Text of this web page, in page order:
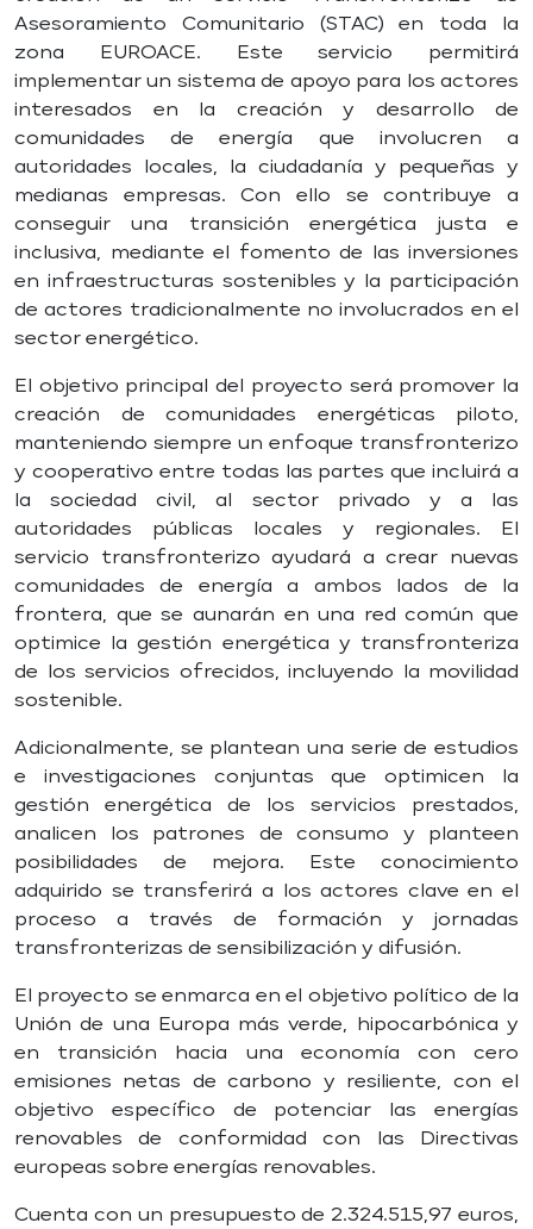
Asesoramiento Comunitario (STAC) en toda la
zona EUROACE. Este servicio permitirá
implementar un sistema de apoyo para los actores
interesados en la creación y desarrollo de
comunidades de energía que involucren a
autoridades locales, la ciudadanía y pequeñas y
medianas empresas. Con ello se contribuye a
conseguir una transición energética justa e
inclusiva, mediante el fomento de las inversiones
en infraestructuras sostenibles y la participación
de actores tradicionalmente no involucrados en el
sector energético.
El objetivo principal del proyecto será promover la
creación de comunidades energéticas piloto,
manteniendo siempre un enfoque transfronterizo
y cooperativo entre todas las partes que incluirá a
la sociedad civil, al sector privado y a las
autoridades públicas locales y regionales. El
servicio transfronterizo ayudará a crear nuevas
comunidades de energía a ambos lados de la
frontera, que se aunarán en una red común que
optimice la gestión energética y transfronteriza
de los servicios ofrecidos, incluyendo la movilidad
sostenible.
Adicionalmente, se plantean una serie de estudios
e investigaciones conjuntas que optimicen la
gestión energética de los servicios prestados,
analicen los patrones de consumo y planteen
posibilidades de mejora. Este conocimiento
adquirido se transferirá a los actores clave en el
proceso a través de formación y jornadas
transfronterizas de sensibilización y difusión.
El proyecto se enmarca en el objetivo político de la
Unión de una Europa más verde, hipocarbónica y
en transición hacia una economía con cero
emisiones netas de carbono y resiliente, con el
objetivo específico de potenciar las energías
renovables de conformidad con las Directivas
europeas sobre energías renovables.
Cuenta con un presupuesto de 2.324.515,97 euros,